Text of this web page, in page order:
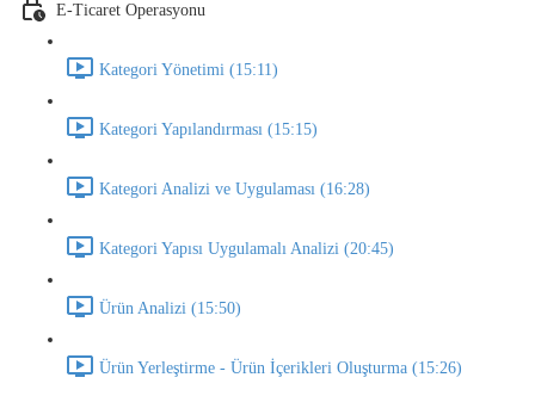
E-Ticaret Operasyonu
Kategori Yönetimi (15:11)
Kategori Yapılandırması (15:15)
Kategori Analizi ve Uygulaması (16:28)
Kategori Yapısı Uygulamalı Analizi (20:45)
Ürün Analizi (15:50)
Ürün Yerleştirme - Ürün İçerikleri Oluşturma (15:26)